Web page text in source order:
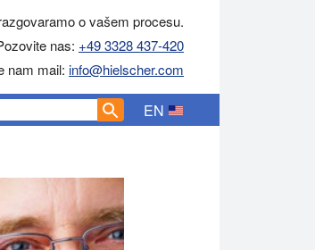
o vašem procesu.
nas: +49 3328 437-420
nam mail: info@hielscher.com
EN